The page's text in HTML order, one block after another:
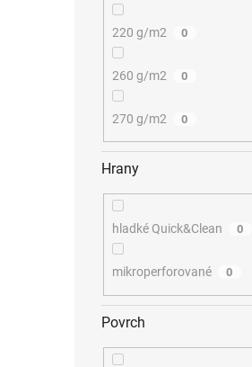
220 g/m2 0
260 g/m2 0
270 g/m2 0
Hrany
hladké Quick&Clean 0
mikroperforované 0
Povrch